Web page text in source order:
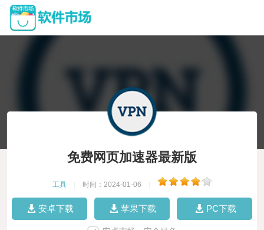
免费网页加速器最新版
工具 时间：2024-01-06
安卓下载 苹果下载 PC下载